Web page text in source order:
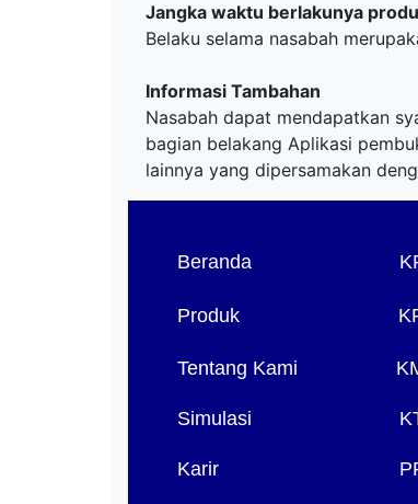
Jangka waktu berlakunya
Belaku selama nasabah
Informasi Tambahan
Nasabah dapat mendapatkan
bagian belakang Aplikasi
lainnya yang dipersamakan
Beranda
Produk
Tentang Kami
Simulasi
Karir